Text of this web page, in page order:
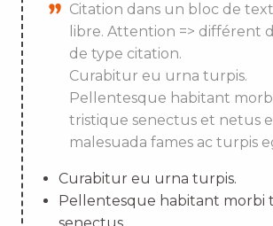
Citation dans un bloc de
libre. Attention => différent
de type citation.
Curabitur eu urna turpis.
Pellentesque habitant
tristique senectus et netus
malesuada fames ac turpis
Curabitur eu urna turpis.
Pellentesque habitant morbi